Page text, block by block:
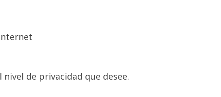
de privacidad que desee.